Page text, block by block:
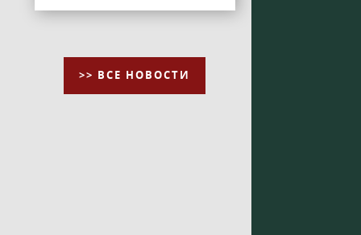
>> ВСЕ НОВОСТИ